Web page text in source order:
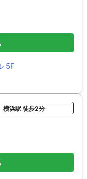
5F
横浜駅 徒歩2分